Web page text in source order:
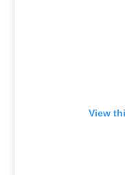
View